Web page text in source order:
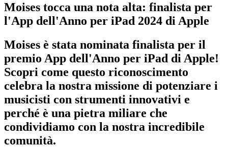
Moises tocca una nota alta: finalista per
l'App dell'Anno per iPad 2024 di Apple
Moises è stata nominata finalista per il
premio App dell'Anno per iPad di Apple!
Scopri come questo riconoscimento
celebra la nostra missione di potenziare i
musicisti con strumenti innovativi e
perché è una pietra miliare che
condividiamo con la nostra incredibile
comunità.